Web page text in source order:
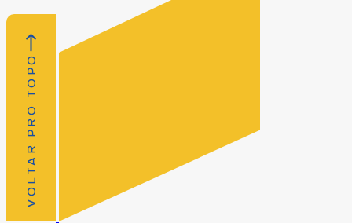
VOLTAR PRO TOPO